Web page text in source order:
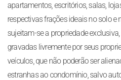
apartamentos, escritórios, salas,
respectivas frações ideais no solo e
sujeitam-se a propriedade
gravadas livremente por seus
veículos, que não poderão ser
estranhas ao condomínio, salvo